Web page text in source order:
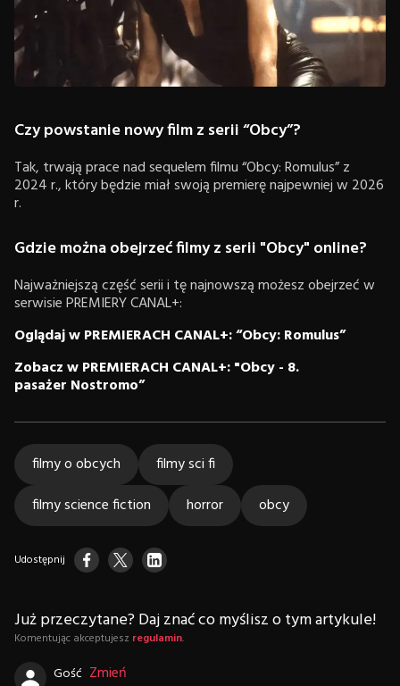
Czy powstanie nowy film z serii “Obcy”?
Tak, trwają prace nad sequelem filmu “Obcy: Romulus” z
2024 r., który będzie miał swoją premierę najpewniej w 2026
r.
Gdzie można obejrzeć filmy z serii "Obcy" online?
Najważniejszą część serii i tę najnowszą możesz obejrzeć w
serwisie PREMIERY CANAL+:
Oglądaj w PREMIERACH CANAL+: “Obcy: Romulus”
Zobacz w PREMIERACH CANAL+: "Obcy - 8.
pasażer Nostromo”
filmy o obcych
filmy sci fi
filmy science fiction
horror obcy
Udostępnij
Już przeczytane? Daj znać co myślisz o tym artykule!
Komentując akceptujesz regulamin.
Gość Zmień